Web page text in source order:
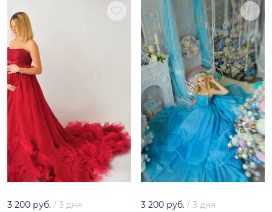
3 200 руб. / 3 дня
3 200 руб. / 3 дня